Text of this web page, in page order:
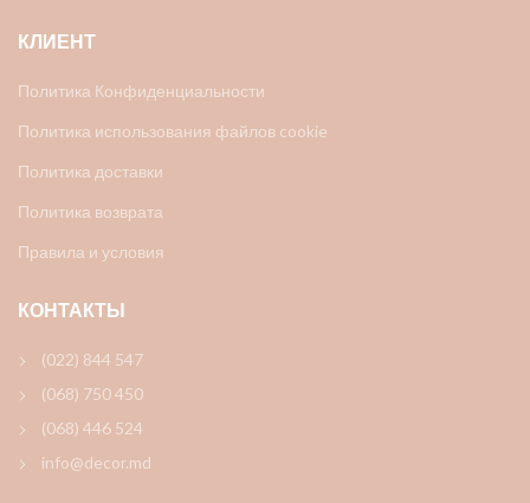
КЛИЕНТ
Политика Конфиденциальности
Политика использования файлов cookie
Политика доставки
Политика возврата
Правила и условия
КОНТАКТЫ
(022) 844 547
(068) 750 450
(068) 446 524
info@decor.md